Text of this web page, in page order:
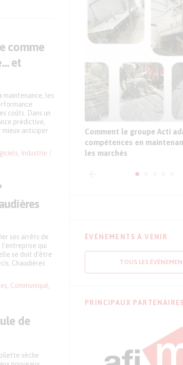
comme
et
Industrie /
maintenance, les
coûts. Dans un
prédictive,
mieux anticiper
Communiqué
ses arrêts de
qui
se doit d’être
Chaudières
de
sèche
Comment le groupe Acti
compétences en
les marchés
ÉVÈNEMENTS À VENIR
TOUS LES
PRINCIPAUX PARTENAIRES